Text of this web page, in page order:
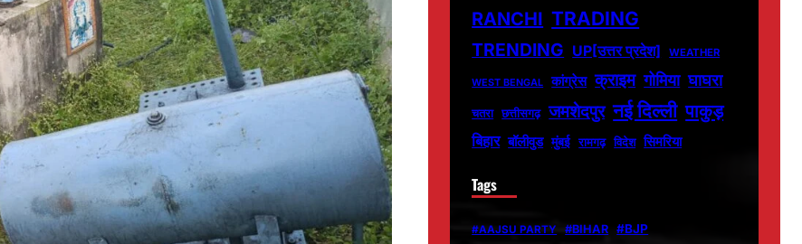
RANCHI TRADING
TRENDING UP[उत्तर प्रदेश] WEATHER
WEST BENGAL कांग्रेस क्राइम गोमिया घाघरा
चतरा छत्तीसगढ़ जमशेदपुर नई दिल्ली पाकुड़
बिहार बॉलीवुड मुंबई रामगढ़ विदेश सिमरिया
Tags
#AAJSU PARTY #BIHAR #BJP